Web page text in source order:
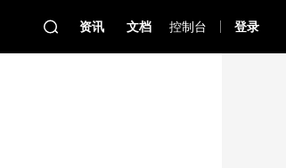
资讯 文档 控制台 登录